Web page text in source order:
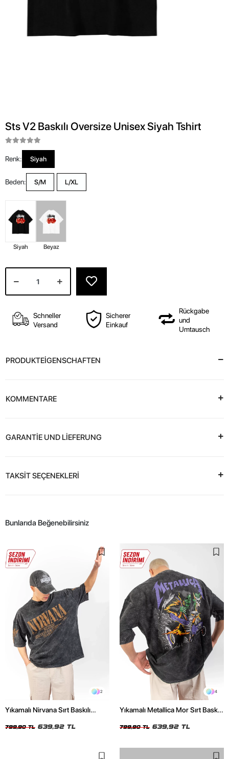
Sts V2 Baskılı Oversize Unisex Siyah Tshirt
Renk: Siyah
Beden: S/M L/XL
Siyah Beyaz
Schneller
Versand
Sicherer
Einkauf
Rückgabe
und
Umtausch
PRODUKTEİGENSCHAFTEN
KOMMENTARE
GARANTİE UND LİEFERUNG
TAKSİT SEÇENEKLERİ
Bunlarıda Beğenebilirsiniz
2
Yıkamalı Nirvana Sırt Baskılı
799,90 TL 639,92 TL
4
Yıkamalı Metallica Mor Sırt Baskılı
799,90 TL 639,92 TL